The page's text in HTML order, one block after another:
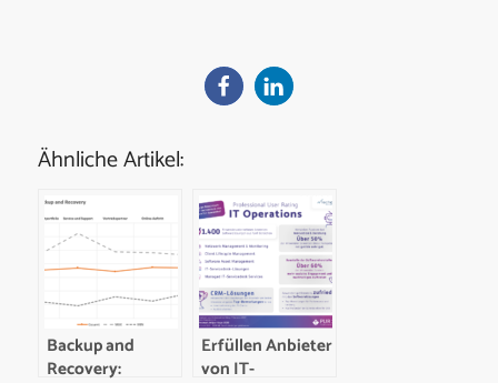
Ähnliche Artikel:
Backup and
Recovery:
Erfüllen Anbieter
von IT-